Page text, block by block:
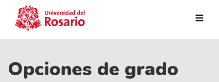
Opciones de grado